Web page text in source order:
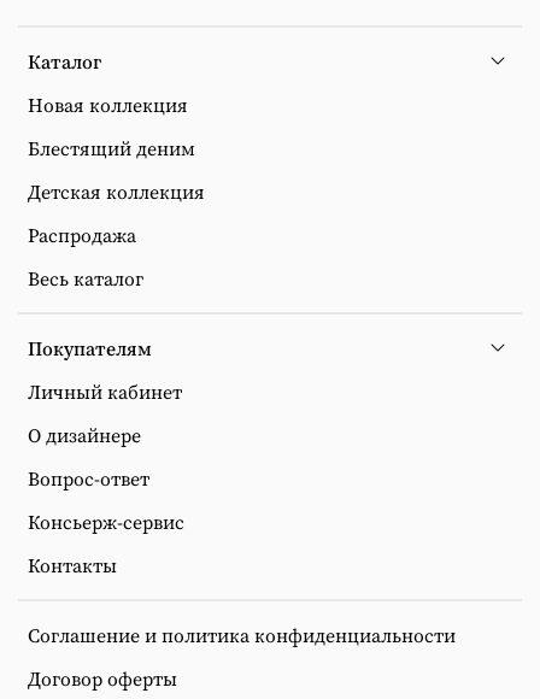
Каталог
Новая коллекция
Блестящий деним
Детская коллекция
Распродажа
Весь каталог
Покупателям
Личный кабинет
О дизайнере
Вопрос-ответ
Консьерж-сервис
Контакты
Соглашение и политика конфиденциальности
Договор оферты